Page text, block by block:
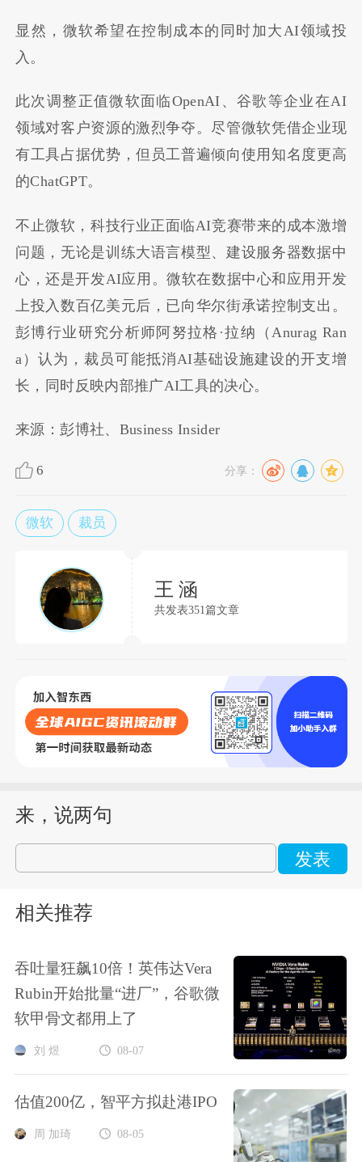
显然，微软希望在控制成本的同时加大AI领域投
入。
此次调整正值微软面临OpenAI、谷歌等企业在AI
领域对客户资源的激烈争夺。尽管微软凭借企业现
有工具占据优势，但员工普遍倾向使用知名度更高
的ChatGPT。
不止微软，科技行业正面临AI竞赛带来的成本激增
问题，无论是训练大语言模型、建设服务器数据中
心，还是开发AI应用。微软在数据中心和应用开发
上投入数百亿美元后，已向华尔街承诺控制支出。
彭博行业研究分析师阿努拉格·拉纳（Anurag Ran
a）认为，裁员可能抵消AI基础设施建设的开支增
长，同时反映内部推广AI工具的决心。
来源：彭博社、Business Insider
6 分享：
微软 裁员
王 涵
共发表351篇文章
来，说两句
发表
相关推荐
吞吐量狂飙10倍！英伟达Vera
Rubin开始批量“进厂”，谷歌微
软甲骨文都用上了
刘 煜 08-07
估值200亿，智平方拟赴港IPO
周 加琦 08-05